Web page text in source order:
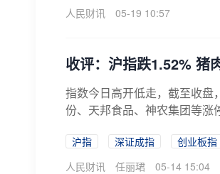
人民财讯
05-19 10:57
收评：沪指跌1.52% 猪
指数今日高开低走，截至收盘
份、天邦食品、神农集团等涨
沪指 深证成指
创业板指
人民财讯
任丽珺 05-14 15:04